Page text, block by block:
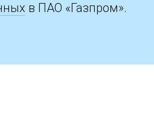
в ПАО «Газпром».